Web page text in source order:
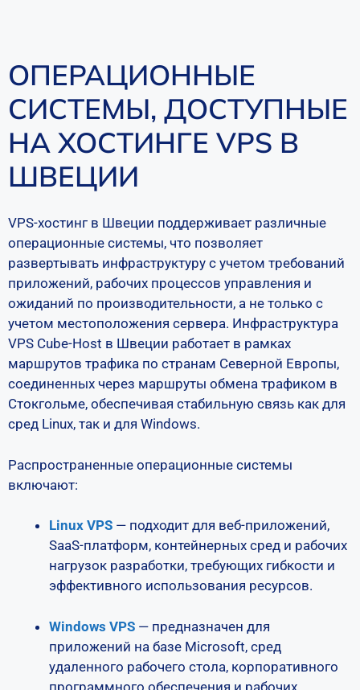
ОПЕРАЦИОННЫЕ
СИСТЕМЫ, ДОСТУПНЫЕ
НА ХОСТИНГЕ VPS В
ШВЕЦИИ
VPS-хостинг в Швеции поддерживает различные
операционные системы, что позволяет
развертывать инфраструктуру с учетом требований
приложений, рабочих процессов управления и
ожиданий по производительности, а не только с
учетом местоположения сервера. Инфраструктура
VPS Cube-Host в Швеции работает в рамках
маршрутов трафика по странам Северной Европы,
соединенных через маршруты обмена трафиком в
Стокгольме, обеспечивая стабильную связь как для
сред Linux, так и для Windows.
Распространенные операционные системы
включают:
Linux VPS — подходит для веб-приложений,
SaaS-платформ, контейнерных сред и рабочих
нагрузок разработки, требующих гибкости и
эффективного использования ресурсов.
Windows VPS — предназначен для
приложений на базе Microsoft, сред
удаленного рабочего стола, корпоративного
программного обеспечения и рабочих